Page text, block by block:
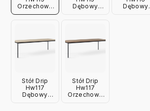
Orzechowy
Czarna
Dębowy
Dębowy
Stół Drip
Hw117
Dębowy
Stół Drip
Hw117
Orzechowy